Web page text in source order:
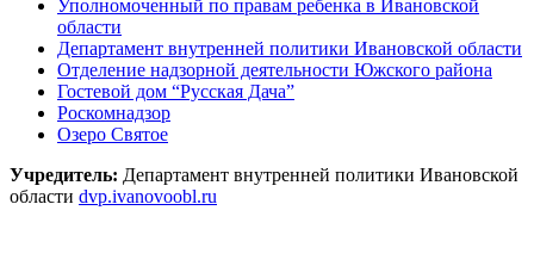
Уполномоченный по правам ребенка в Ивановской
области
Департамент внутренней политики Ивановской области
Отделение надзорной деятельности Южского района
Гостевой дом “Русская Дача”
Роскомнадзор
Озеро Святое
Учредитель: Департамент внутренней политики Ивановской
области dvp.ivanovoobl.ru